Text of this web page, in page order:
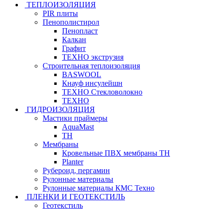
ТЕПЛОИЗОЛЯЦИЯ
PIR плиты
Пенополистирол
Пенопласт
Калкан
Графит
ТЕХНО экструзия
Строительная теплоизоляция
BASWOOL
Кнауф инсулейшн
ТЕХНО Стекловолокно
ТЕХНО
ГИДРОИЗОЛЯЦИЯ
Мастики праймеры
AquaMast
ТН
Мембраны
Кровельные ПВХ мембраны ТН
Planter
Рубероид, пергамин
Рулонные материалы
Рулонные материалы КМС Техно
ПЛЕНКИ И ГЕОТЕКСТИЛЬ
Геотекстиль